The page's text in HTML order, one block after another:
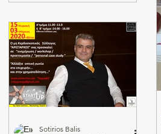
Sotirios Balis